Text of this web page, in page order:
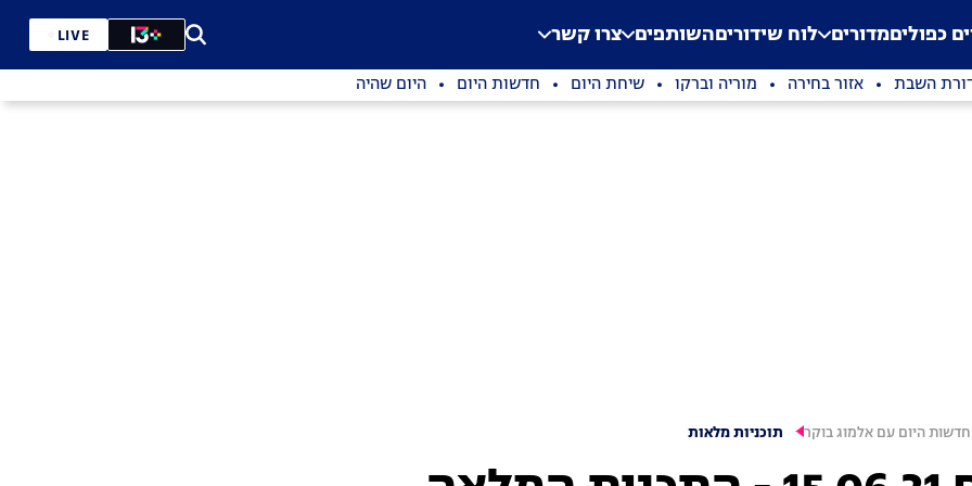
Application error: a
. כפוליםמדורים לוח שידוריםהשותפים צרו קשר LIVE
השבת אזור בחירה מוריה וברקו שיחת היום חדשות היום היום שהיה
חדשות היום עם אלמוג בוקר תוכניות מלאות